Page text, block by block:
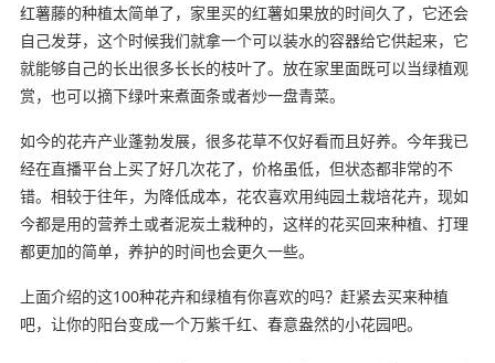
红薯藤的种植太简单了，家里买的红薯如果放的时间久了，它还会
自己发芽，这个时候我们就拿一个可以装水的容器给它供起来，它
就能够自己的长出很多长长的枝叶了。放在家里面既可以当绿植观
赏，也可以摘下绿叶来煮面条或者炒一盘青菜。
如今的花卉产业蓬勃发展，很多花草不仅好看而且好养。今年我已
经在直播平台上买了好几次花了，价格虽低，但状态都非常的不
错。相较于往年，为降低成本，花农喜欢用纯园土栽培花卉，现如
今都是用的营养土或者泥炭土栽种的，这样的花买回来种植、打理
都更加的简单，养护的时间也会更久一些。
上面介绍的这100种花卉和绿植有你喜欢的吗？赶紧去买来种植
吧，让你的阳台变成一个万紫千红、春意盎然的小花园吧。